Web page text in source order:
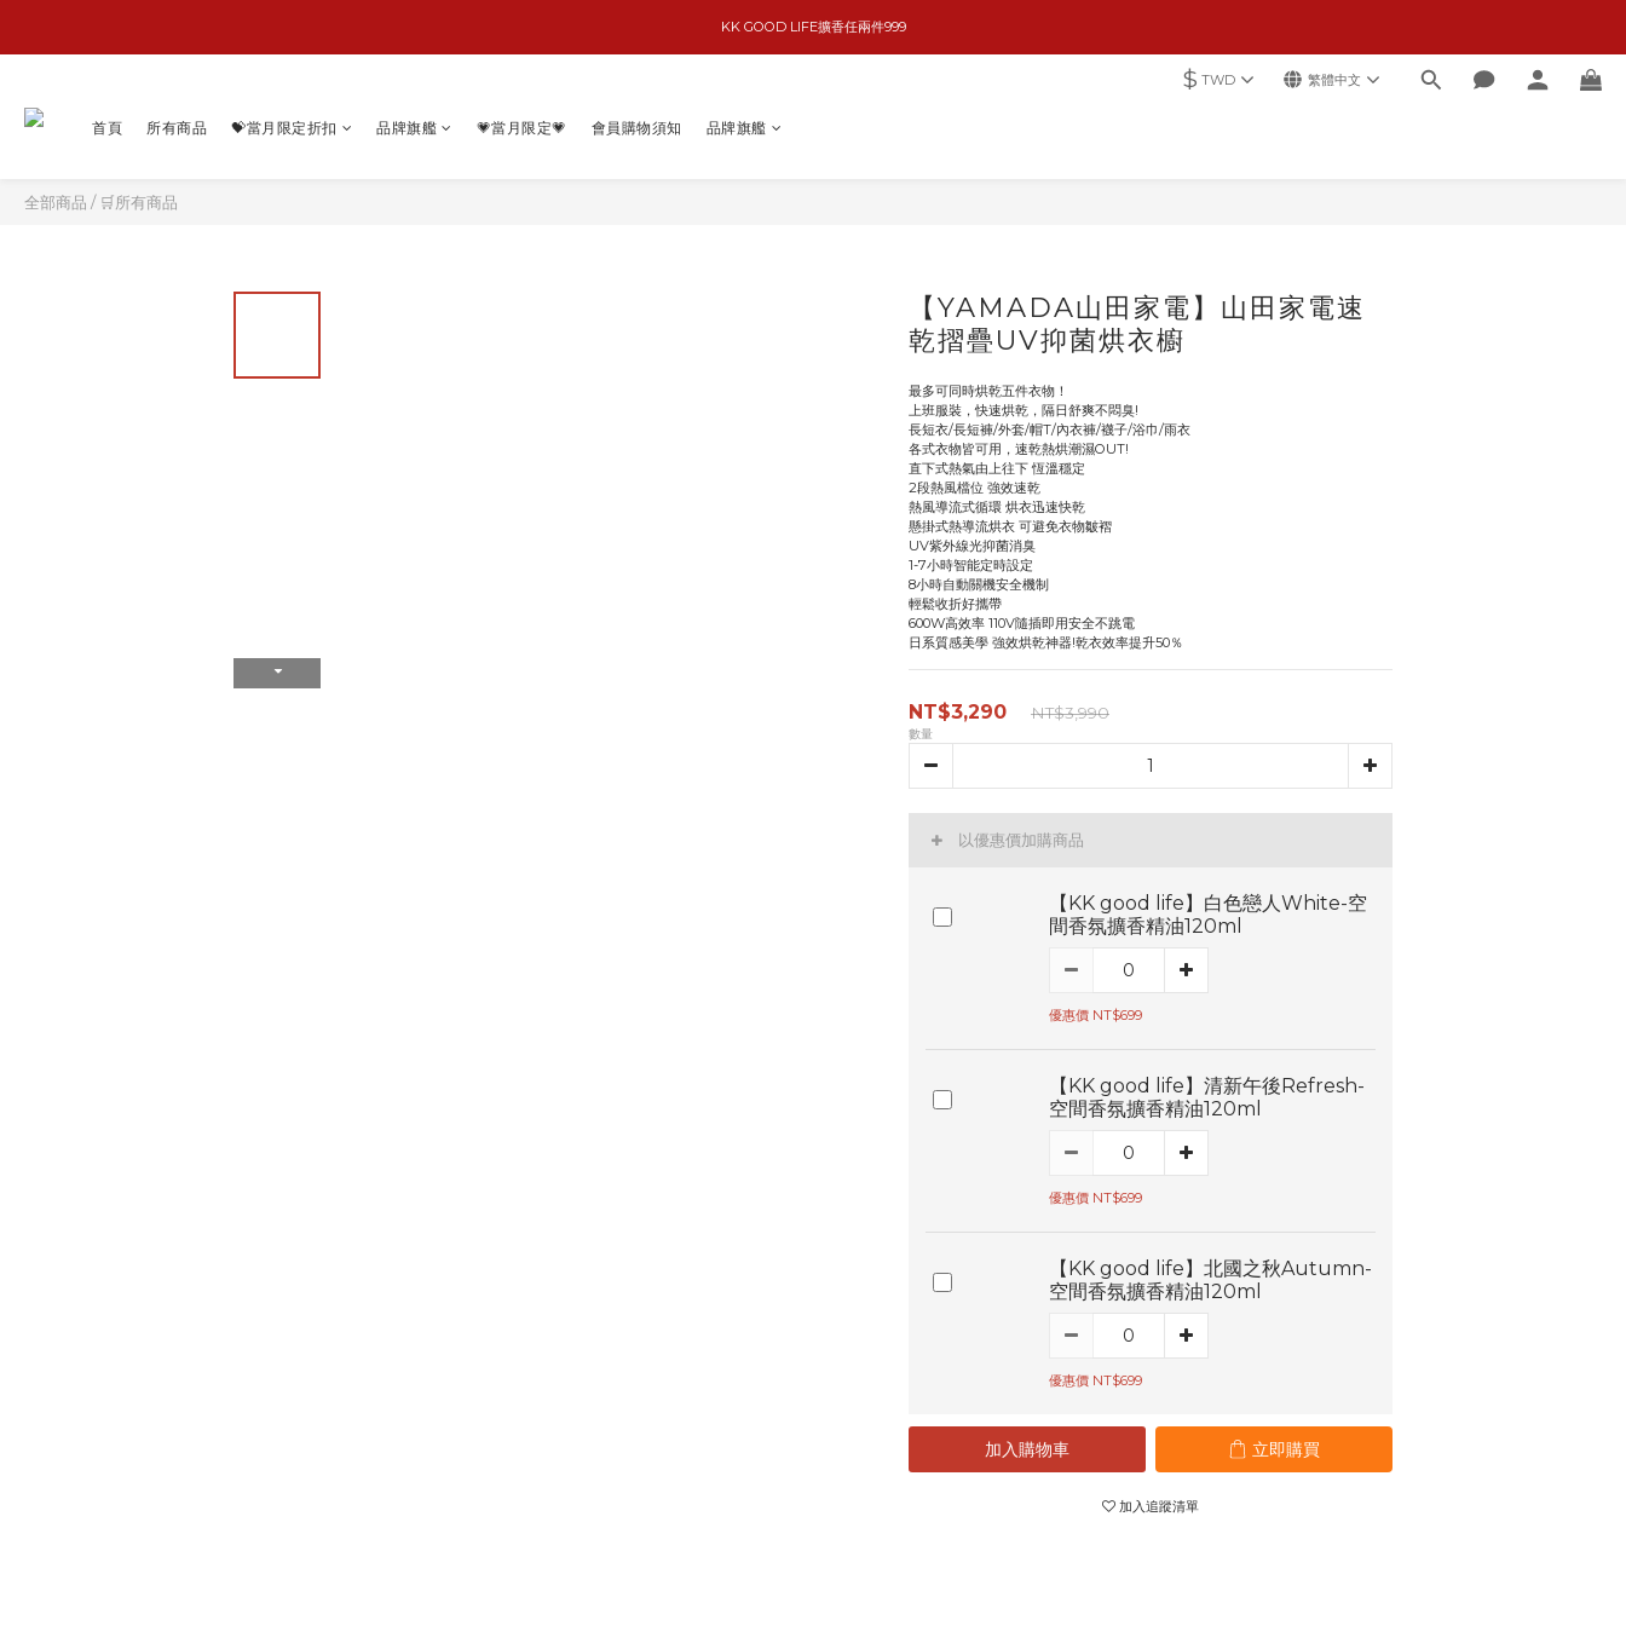
basiik1件9折/2件88折
basiik1件9折/2件88折
$ TWD 繁體中文
首頁 所有商品 💝當月限定折扣 品牌旗艦 💗當月限定💗 會員購物須知 品牌旗艦
全部商品 / 🛒所有商品
【YAMADA山田家電】山田家電速
乾摺疊UV抑菌烘衣櫥
最多可同時烘乾五件衣物！
上班服裝，快速烘乾，隔日舒爽不悶臭!
長短衣/長短褲/外套/帽T/內衣褲/襪子/浴巾/雨衣
各式衣物皆可用，速乾熱烘潮濕OUT!
直下式熱氣由上往下 恆溫穩定
2段熱風檔位 強效速乾
熱風導流式循環 烘衣迅速快乾
懸掛式熱導流烘衣 可避免衣物皺褶
UV紫外線光抑菌消臭
1-7小時智能定時設定
8小時自動關機安全機制
輕鬆收折好攜帶
600W高效率 110V隨插即用安全不跳電
日系質感美學 強效烘乾神器!乾衣效率提升50％
NT$3,290 NT$3,990
數量
以優惠價加購商品
【KK good life】白色戀人White-空
間香氛擴香精油120ml
優惠價 NT$699
【KK good life】清新午後Refresh-
空間香氛擴香精油120ml
優惠價 NT$699
【KK good life】北國之秋Autumn-
空間香氛擴香精油120ml
優惠價 NT$699
加入購物車 立即購買
加入追蹤清單